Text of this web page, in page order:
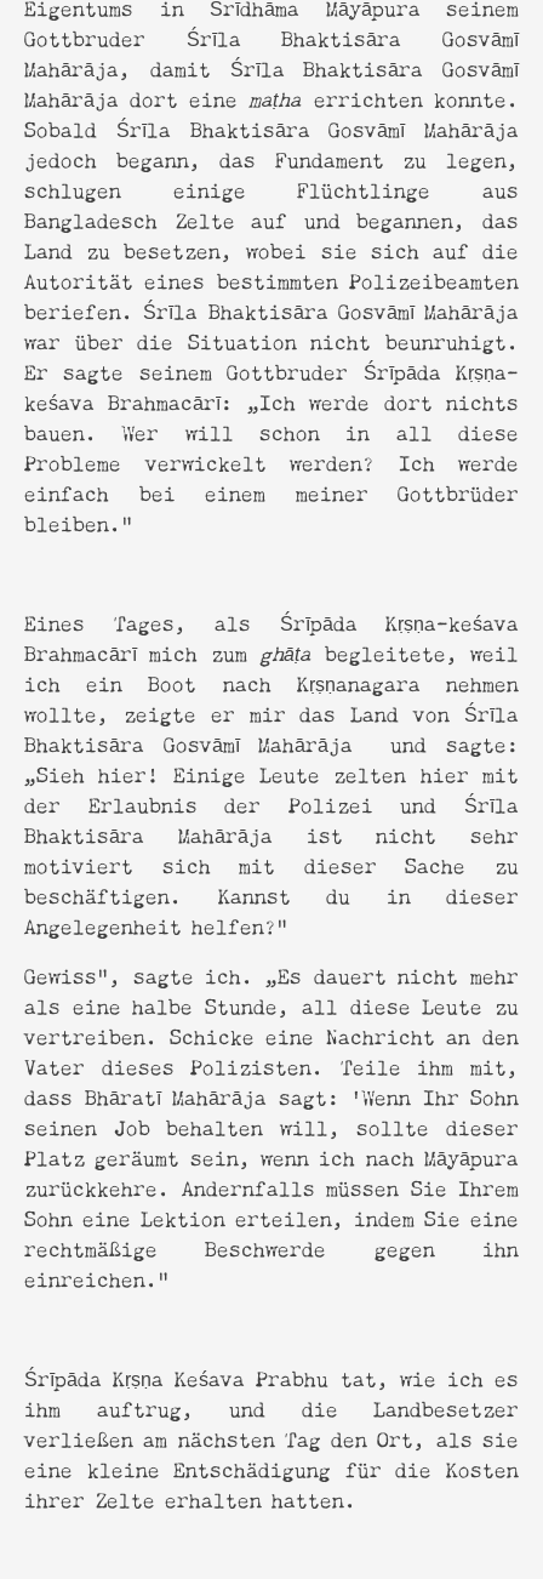
Gottbruder Śrīla Bhaktisāra Gosvāmī
Mahārāja, damit Śrīla Bhaktisāra Gosvāmī
Mahārāja dort eine maṭhaerrichten konnte.
Sobald Śrīla Bhaktisāra Gosvāmī Mahārāja
jedoch begann, das Fundament zu legen,
schlugen einige Flüchtlinge aus
Bangladesch Zelte auf und begannen, das
Land zu besetzen, wobei sie sich auf die
Autorität eines bestimmten Polizeibeamten
beriefen. Śrīla Bhaktisāra Gosvāmī Mahārāja
war über die Situation nicht beunruhigt.
Er sagte seinem Gottbruder Śrīpāda Kṛṣṇa-
keśava Brahmacārī: „Ich werde dort nichts
bauen. Wer will schon in all diese
Probleme verwickelt werden? Ich werde
einfach bei einem meiner Gottbrüder
bleiben."
Eines Tages, als Śrīpāda Kṛṣṇa-keśava
Brahmacārī mich zum ghāṭabegleitete, weil
ich ein Boot nach Kṛṣṇanagara nehmen
wollte, zeigte er mir das Land von Śrīla
Bhaktisāra Gosvāmī Mahārāja und sagte:
„Sieh hier! Einige Leute zelten hier mit
der Erlaubnis der Polizei und Śrīla
Bhaktisāra Mahārāja ist nicht sehr
motiviert sich mit dieser Sache zu
beschäftigen. Kannst du in dieser
Angelegenheit helfen?”
Gewiss", sagte ich. „Es dauert nicht mehr
als eine halbe Stunde, all diese Leute zu
vertreiben. Schicke eine Nachricht an den
Vater dieses Polizisten. Teile ihm mit,
dass Bhāratī Mahārāja sagt: 'Wenn Ihr Sohn
seinen Job behalten will, sollte dieser
Platz geräumt sein, wenn ich nach Māyāpura
zurückkehre. Andernfalls müssen Sie Ihrem
Sohn eine Lektion erteilen, indem Sie eine
rechtmäßige Beschwerde gegen ihn
einreichen."
Śrīpāda Kṛṣṇa Keśava Prabhu tat, wie ich es
ihm auftrug, und die Landbesetzer
verließen am nächsten Tag den Ort, als sie
eine kleine Entschädigung für die Kosten
ihrer Zelte erhalten hatten.